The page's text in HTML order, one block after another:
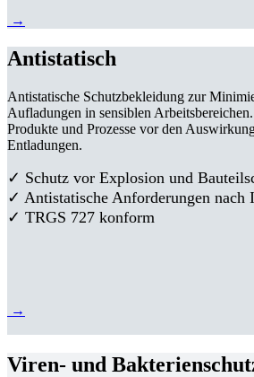
→
Antistatisch
Antistatische Schutzbekleidung zur
Aufladungen in sensiblen
Produkte und Prozesse vor den
Entladungen.
✓ Schutz vor Explosion und
✓ Antistatische Anforderungen nach
✓ TRGS 727 konform
→
Viren- und